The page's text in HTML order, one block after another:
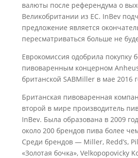
валюты после референдума о
Великобритании из ЕС. InBev
предложение является
пересматриваться больше не
Еврокомиссия одобрила покупку
пивоваренным концерном
британской SABMiller в мае 2016
Британская пивоваренная
второй в мире производитель
InBev. Была образована в 2009
около 200 брендов пива более
Среди брендов — Miller, Redd’s,
«Золотая бочка», Velkopopovicky